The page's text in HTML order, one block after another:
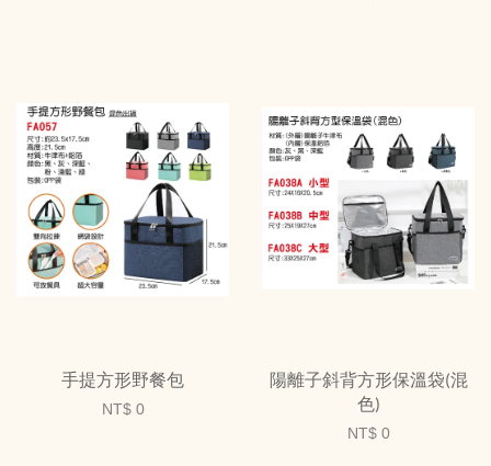
手提方形野餐包
NT$ 0
陽離子斜背方形保溫袋(混
色)
NT$ 0